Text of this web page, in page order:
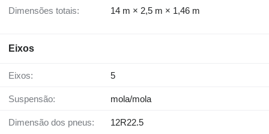
Dimensões totais: 14 m × 2,5 m × 1,46 m
Eixos
Eixos: 5
Suspensão: mola/mola
Dimensão dos pneus: 12R22.5